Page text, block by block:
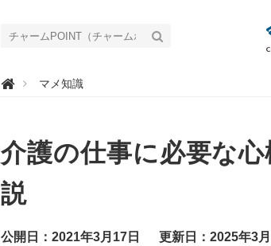
チ
O
I
（
チ
ャ
ム
ポ
マメ知識
介護の仕事に必要な
説
公開日：2021年3月17日 更新日：2025年3